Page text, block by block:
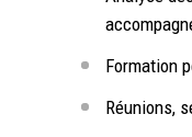
Formation
Réunions,